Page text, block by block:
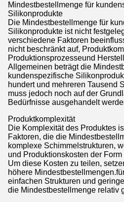
Mindestbestellmenge für
Silikonprodukte
Die Mindestbestellmenge für
Silikonprodukte ist nicht
verschiedene Faktoren
nicht beschränkt auf,
Produktionsprozesseund
Allgemeinen beträgt die
kundenspezifische
hundert und mehreren Tausend
muss jedoch noch auf der
Bedürfnisse ausgehandelt
Produktkomplexität
Die Komplexität des Produktes
Faktoren, die die
komplexe Schimmelstrukturen,
und Produktionskosten der
Um diese Kosten zu teilen,
höhere
einfachen Strukturen und
die Mindestbestellmenge relativ